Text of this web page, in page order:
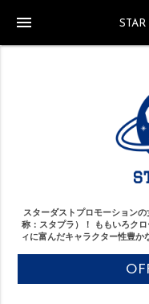
menu
スターダストプロモーション
称：スタプラ）！
ももいろク
ィに富んだキャラクター性豊か